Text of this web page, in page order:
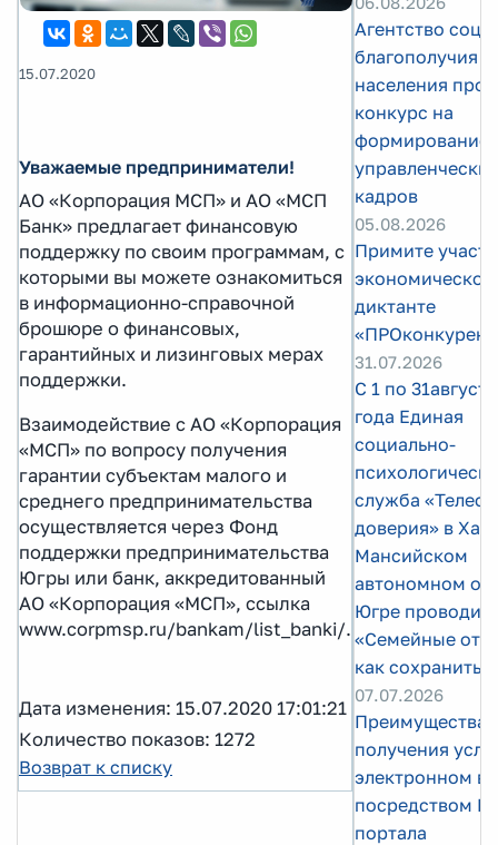
15.07.2020
Уважаемые предприниматели!
АО «Корпорация МСП» и АО «МСП
Банк» предлагает финансовую
поддержку по своим программам, с
которыми вы можете ознакомиться
в информационно-справочной
брошюре о финансовых,
гарантийных и лизинговых мерах
поддержки.
Взаимодействие с АО «Корпорация
«МСП» по вопросу получения
гарантии субъектам малого и
среднего предпринимательства
осуществляется через Фонд
поддержки предпринимательства
Югры или банк, аккредитованный
АО «Корпорация «МСП», ссылка
www.corpmsp.ru/bankam/list_banki/.
Дата изменения: 15.07.2020 17:01:21
Количество показов: 1272
Возврат к списку
Агентство
благополучия
населения
конкурс на
формирование
управленческих
кадров
05.08.2026
Примите
экономическом
диктанте
31.07.2026
С 1 по
года Единая
социально-
служба
доверия» в
Мансийском
автономном
Югре проводит
«Семейные
как сохранить
07.07.2026
Преимущества
получения
электронном
посредством
портала